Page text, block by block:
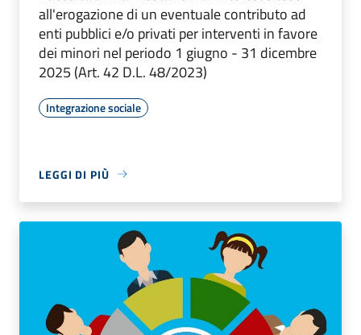
all'erogazione di un eventuale contributo ad
enti pubblici e/o privati per interventi in favore
dei minori nel periodo 1 giugno - 31 dicembre
2025 (Art. 42 D.L. 48/2023)
Integrazione sociale
LEGGI DI PIÙ